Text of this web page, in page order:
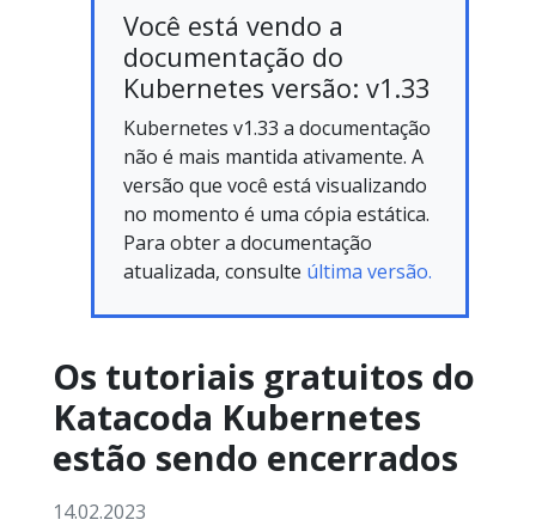
Você está vendo a
documentação do
Kubernetes versão: v1.33
Kubernetes v1.33 a documentação
não é mais mantida ativamente. A
versão que você está visualizando
no momento é uma cópia estática.
Para obter a documentação
atualizada, consulte última versão.
Os tutoriais gratuitos do
Katacoda Kubernetes
estão sendo encerrados
14.02.2023